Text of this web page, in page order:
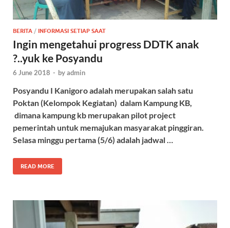
BERITA / INFORMASI SETIAP SAAT
Ingin mengetahui progress DDTK anak
?..yuk ke Posyandu
6 June 2018 - byadmin
Posyandu I Kanigoro adalah merupakan salah satu
Poktan (Kelompok Kegiatan) dalam Kampung KB,
dimana kampung kb merupakan pilot project
pemerintah untuk memajukan masyarakat pinggiran.
Selasa minggu pertama (5/6) adalah jadwal …
READ MORE